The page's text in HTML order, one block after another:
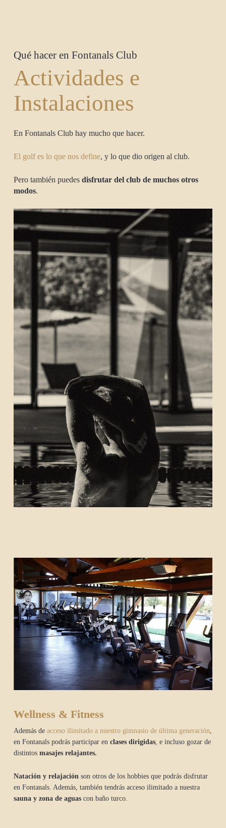
Qué hacer en Fontanals Club
Actividades e
Instalaciones
En Fontanals Club hay mucho que hacer.
El golf es lo que nos define, y lo que dio origen al club.
Pero también puedesdisfrutar del club de muchos otros
modos.
Wellness & Fitness
Además deacceso ilimitado a nuestro gimnasio de última generación,
en Fontanals podrás participar enclases dirigidas, e incluso gozar de
distintosmasajes relajantes.
Natación y relajación son otros de los hobbies que podrás disfrutar
en Fontanals. Además, también tendrás acceso ilimitado a nuestra
sauna y zona de aguas con baño turco.